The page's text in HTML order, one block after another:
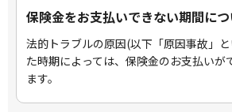
保険金をお支払いできない期間に
法的トラブルの原因(以下「原因事故」
た時期によっては、保険金のお支払いが
ます。